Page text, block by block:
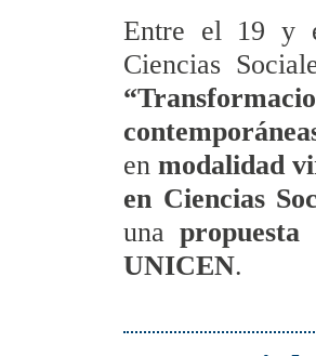
Entre el 19 y
Ciencias
enmodalidad
en Ciencias
una
UNICEN.